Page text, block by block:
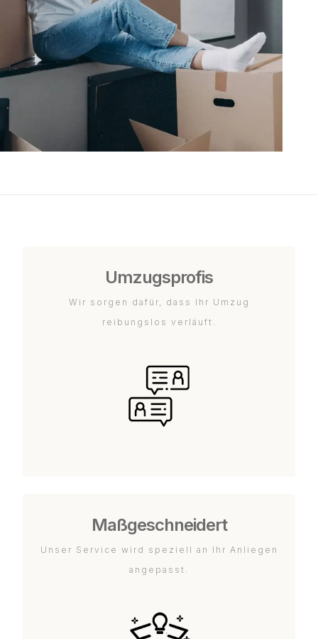
Umzugsprofis
Wir sorgen dafür, dass Ihr Umzug
reibungslos verläuft.
Maßgeschneidert
Unser Service wird speziell an Ihr Anliegen
angepasst.